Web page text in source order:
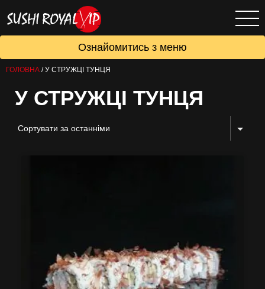
Ознайомитись з меню
ГОЛОВНА /У СТРУЖЦІ ТУНЦЯ
У СТРУЖЦІ ТУНЦЯ
Сортувати за останніми